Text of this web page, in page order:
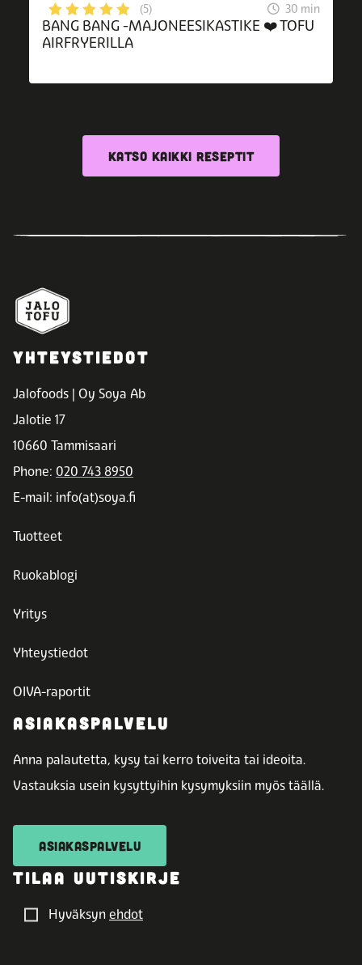
(5) 30 min
BANG BANG -MAJONEESIKASTIKE ❤️ TOFU
AIRFRYERILLA
KATSO KAIKKI RESEPTIT
YHTEYSTIEDOT
Jalofoods | Oy Soya Ab
Jalotie 17
10660 Tammisaari
Phone: 020 743 8950
E-mail: info(at)soya.fi
Tuotteet
Ruokablogi
Yritys
Yhteystiedot
OIVA-raportit
ASIAKASPALVELU
Anna palautetta, kysy tai kerro toiveita tai ideoita.
Vastauksia usein kysyttyihin kysymyksiin myös täällä.
ASIAKASPALVELU
TILAA UUTISKIRJE
Hyväksyn ehdot